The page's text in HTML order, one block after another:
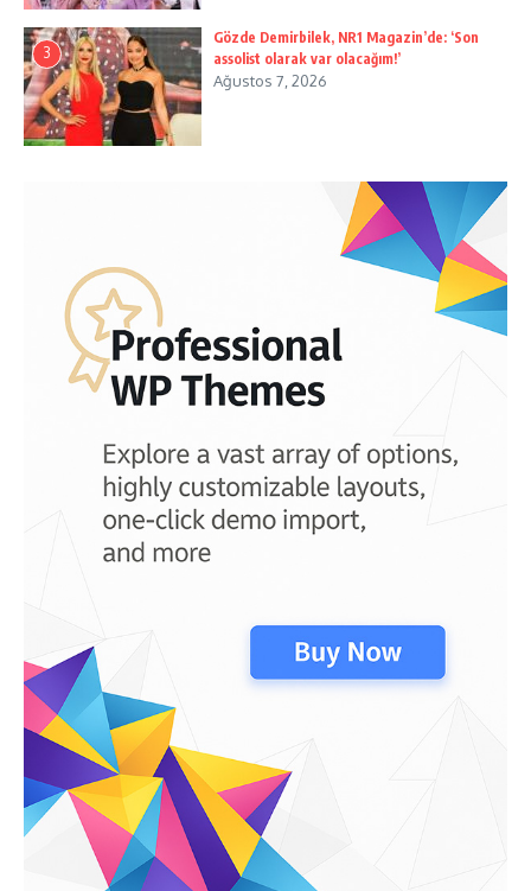
3
Gözde Demirbilek, NR1 Magazin’de: ‘Son
assolist olarak var olacağım!’
Ağustos 7, 2026